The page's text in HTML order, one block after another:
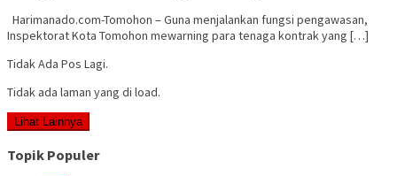
Harimanado.com-Tomohon – Guna menjalankan fungsi pengawasan,
Inspektorat Kota Tomohon mewarning para tenaga kontrak yang […]
Tidak Ada Pos Lagi.
Tidak ada laman yang di load.
Lihat Lainnya
Topik Populer